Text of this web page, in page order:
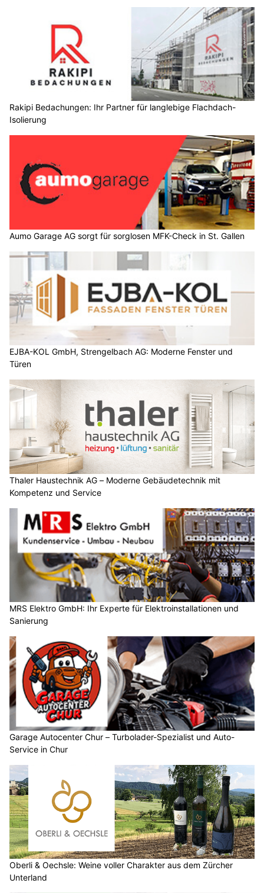
Rakipi Bedachungen: Ihr Partner für langlebige Flachdach-
Isolierung
Aumo Garage AG sorgt für sorglosen MFK-Check in St. Gallen
EJBA-KOL GmbH, Strengelbach AG: Moderne Fenster und
Türen
Thaler Haustechnik AG – Moderne Gebäudetechnik mit
Kompetenz und Service
MRS Elektro GmbH: Ihr Experte für Elektroinstallationen und
Sanierung
Garage Autocenter Chur – Turbolader-Spezialist und Auto-
Service in Chur
Oberli & Oechsle: Weine voller Charakter aus dem Zürcher
Unterland